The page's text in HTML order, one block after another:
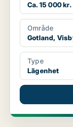
Ca. 15 000 kr.
Område
Gotland,
Type
Lägenhet